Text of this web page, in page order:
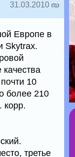
31.03.2010
Европе в
Skytrax.
10
более 210
корр.
третье